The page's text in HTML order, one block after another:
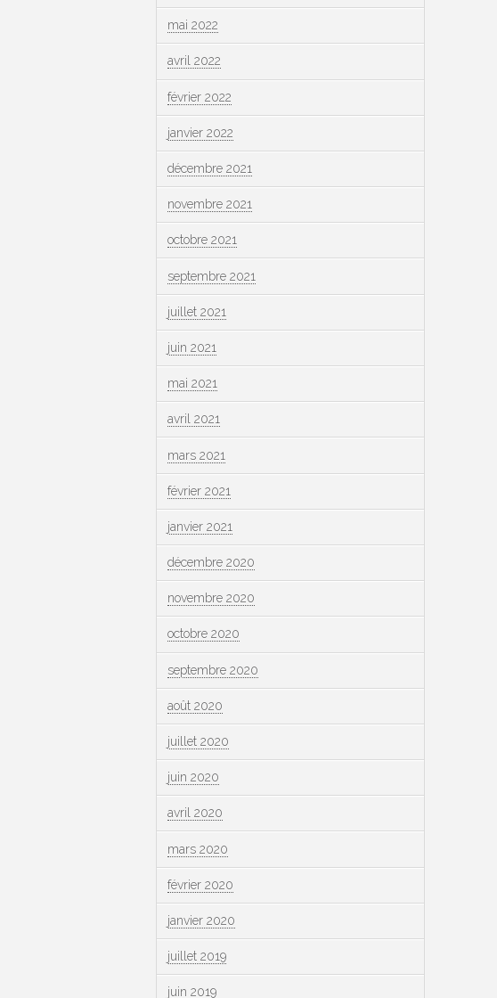
mai 2022
avril 2022
février 2022
janvier 2022
décembre 2021
novembre 2021
octobre 2021
septembre 2021
juillet 2021
juin 2021
mai 2021
avril 2021
mars 2021
février 2021
janvier 2021
décembre 2020
novembre 2020
octobre 2020
septembre 2020
août 2020
juillet 2020
juin 2020
avril 2020
mars 2020
février 2020
janvier 2020
juillet 2019
juin 2019